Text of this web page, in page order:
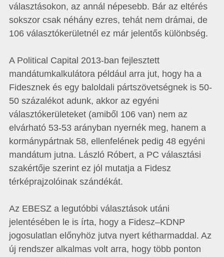
választásokon, az annál népesebb. Bár az eltérés
sokszor csak néhány ezres, tehát nem drámai, de
106 választókerületnél ez már jelentős különbség.
A Political Capital 2013-ban fejlesztett
mandátumkalkulátora például arra jut, hogy ha a
Fidesznek és egy baloldali pártszövetségnek is 50-
50 százalékot adunk, akkor az egyéni
választókerületeket (amiből 106 van) nem az
elvárható 53-53 arányban nyernék meg, hanem a
kormánypártnak 58, ellenfelének pedig 48 egyéni
mandátum jutna. László Róbert, a PC választási
szakértője szerint ez jól mutatja a Fidesz
térképrajzolóinak szándékát.
Az EBESZ a legutóbbi választások utáni
jelentésében le is írta, hogy a Fidesz–KDNP
jogosulatlan előnyhöz jutva nyert kétharmaddal. Az
új rendszer alkalmas volt arra, hogy több ponton